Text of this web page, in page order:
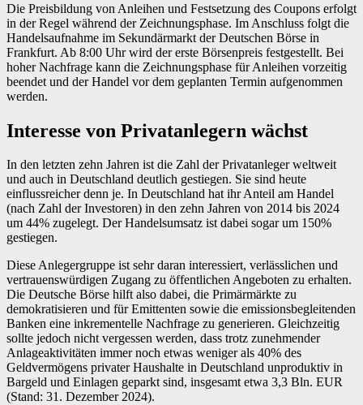
Die Preisbildung von Anleihen und Festsetzung des Coupons erfolgt
in der Regel während der Zeichnungsphase. Im Anschluss folgt die
Handelsaufnahme im Sekundärmarkt der Deutschen Börse in
Frankfurt. Ab 8:00 Uhr wird der erste Börsenpreis festgestellt. Bei
hoher Nachfrage kann die Zeichnungsphase für Anleihen vorzeitig
beendet und der Handel vor dem geplanten Termin aufgenommen
werden.
Interesse von Privatanlegern wächst
In den letzten zehn Jahren ist die Zahl der Privatanleger weltweit
und auch in Deutschland deutlich gestiegen. Sie sind heute
einflussreicher denn je. In Deutschland hat ihr Anteil am Handel
(nach Zahl der Investoren) in den zehn Jahren von 2014 bis 2024
um 44% zugelegt. Der Handelsumsatz ist dabei sogar um 150%
gestiegen.
Diese Anlegergruppe ist sehr daran interessiert, verlässlichen und
vertrauenswürdigen Zugang zu öffentlichen Angeboten zu erhalten.
Die Deutsche Börse hilft also dabei, die Primärmärkte zu
demokratisieren und für Emittenten sowie die emissionsbegleitenden
Banken eine inkrementelle Nachfrage zu generieren. Gleichzeitig
sollte jedoch nicht vergessen werden, dass trotz zunehmender
Anlageaktivitäten immer noch etwas weniger als 40% des
Geldvermögens privater Haushalte in Deutschland unproduktiv in
Bargeld und Einlagen geparkt sind, insgesamt etwa 3,3 Bln. EUR
(Stand: 31. Dezember 2024).